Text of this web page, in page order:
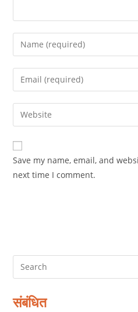
Enter
your
name
comment
Enter
your
email
address
comment
Enter
your
website
URL
(optional)
Save my name, email, and
next time I comment.
संबंधित